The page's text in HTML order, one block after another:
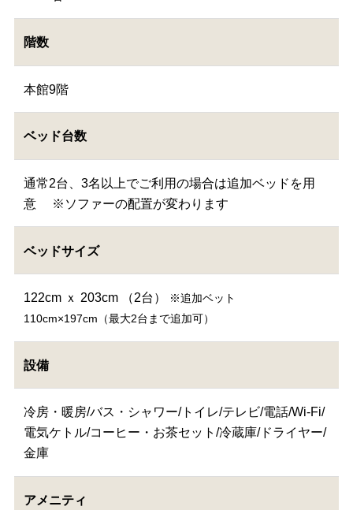
階数
本館9階
ベッド台数
通常2台、3名以上でご利用の場合は追加ベッドを用
意 ※ソファーの配置が変わります
ベッドサイズ
122cm ｘ 203cm （2台）
※追加ベット
110cm×197cm（最大2台まで追加可）
設備
冷房・暖房/バス・シャワー/トイレ/テレビ/電話/Wi-Fi/
電気ケトル/コーヒー・お茶セット/冷蔵庫/ドライヤー/
金庫
アメニティ